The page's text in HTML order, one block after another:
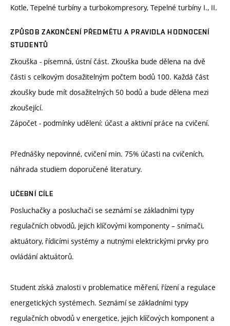
Kotle, Tepelné turbíny a turbokompresory, Tepelné turbíny I., II.
ZPŮSOB ZAKONČENÍ PŘEDMĚTU A PRAVIDLA HODNOCENÍ
STUDENTŮ
Zkouška - písemná, ústní část. Zkouška bude dělena na dvě
části s celkovým dosažitelným počtem bodů 100. Každá část
zkoušky bude mít dosažitelných 50 bodů a bude dělena mezi
zkoušející.
Zápočet - podmínky udělení: účast a aktivní práce na cvičení.
Přednášky nepovinné, cvičení min. 75% účasti na cvičeních,
náhrada studiem doporučené literatury.
UČEBNÍ CÍLE
Posluchačky a posluchači se seznámí se základními typy
regulačních obvodů, jejich klíčovými komponenty – snímači,
aktuátory, řídicími systémy a nutnými elektrickými prvky pro
ovládání aktuátorů.
Student získá znalosti v problematice měření, řízení a regulace
energetických systémech. Seznámí se základními typy
regulačních obvodů v energetice, jejich klíčových komponent a